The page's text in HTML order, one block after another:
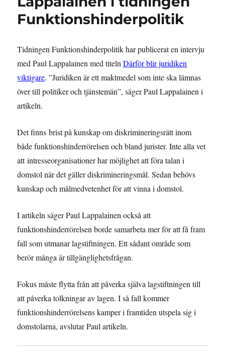
Funktionshinderpolitik
Tidningen Funktionshinderpolitik har publicerat en intervju
med Paul Lappalainen med titelnDärför blir juridiken
viktigare. ”Juridiken är ett maktmedel som inte ska lämnas
över till politiker och tjänstemän”, säger Paul Lappalainen i
artikeln.
Det finns brist på kunskap om diskrimineringsrätt inom
både funktionshinderrörelsen och bland jurister. Inte alla vet
att intresseorganisationer har möjlighet att föra talan i
domstol när det gäller diskrimineringsmål. Sedan behövs
kunskap och målmedvetenhet för att vinna i domstol.
I artikeln säger Paul Lappalainen också att
funktionshinderrörelsen borde samarbeta mer för att få fram
fall som utmanar lagstiftningen. Ett sådant område som
berör många är tillgänglighetsfrågan.
Fokus måste flytta från att påverka själva lagstiftningen till
att påverka tolkningar av lagen. I så fall kommer
funktionshinderrörelsens kamper i framtiden utspela sig i
domstolarna, avslutar Paul artikeln.